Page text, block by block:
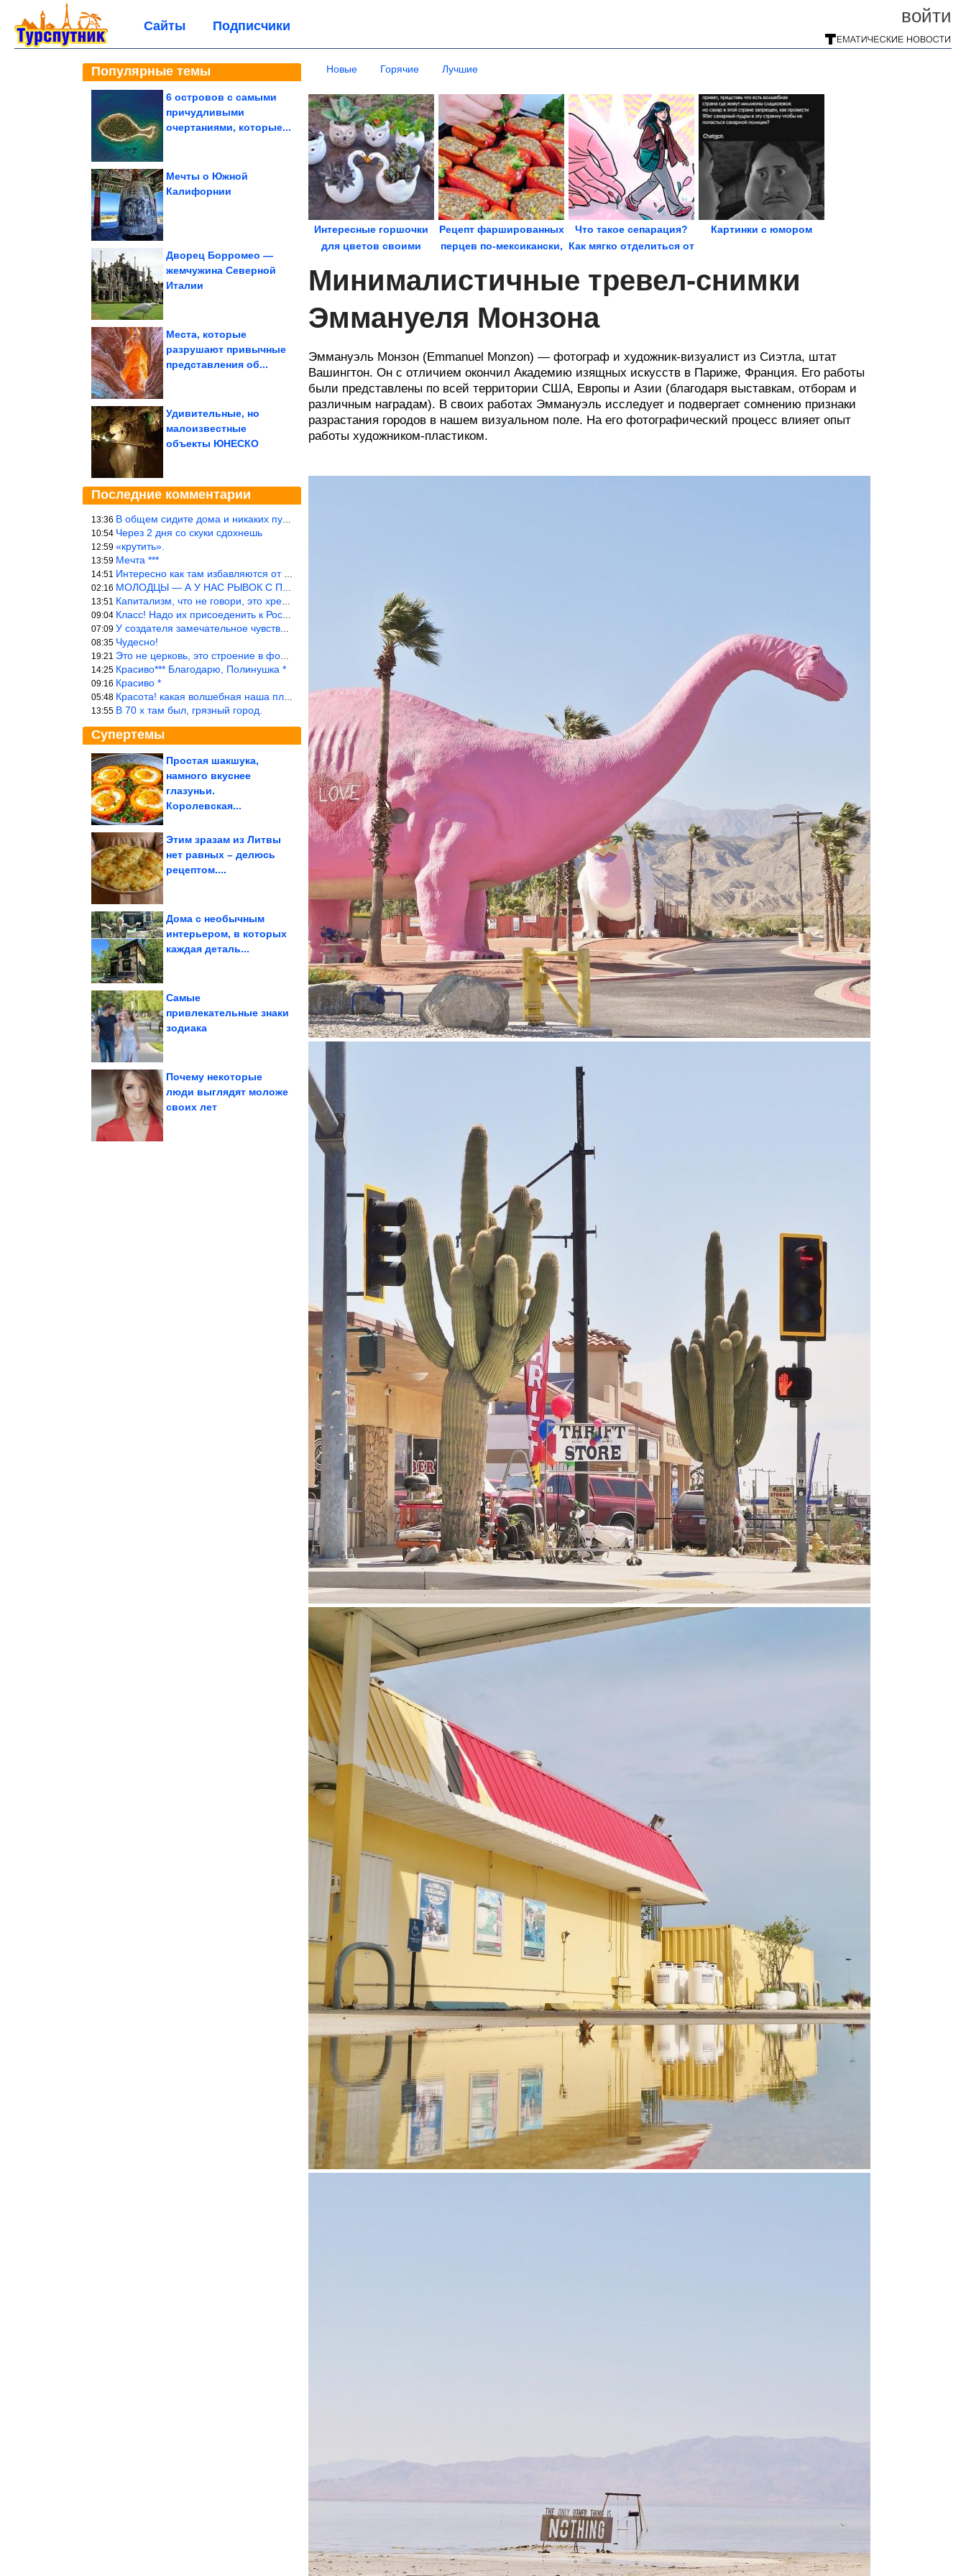
войти
Сайты Подписчики
Популярные темы
6 островов с самыми
причудливыми
очертаниями, которые...
Мечты о Южной
Калифорнии
Дворец Борромео —
жемчужина Северной
Италии
Места, которые
разрушают привычные
представления об...
Удивительные, но
малоизвестные
объекты ЮНЕСКО
Последние комментарии
13:36 В общем сидите дома и никаких путешествий А самая грязная в от
10:54 Через 2 дня со скуки сдохнешь
12:59 «крутить».
13:59 Мечта ***
14:51 Интересно как там избавляются от физиологических и прочих отходо
02:16 МОЛОДЦЫ — А У НАС РЫВОК С ПРОРЫВОМ В ТРУБУ
13:51 Капитализм, что не говори, это хреново (((
09:04 Класс! Надо их присоеденить к России!
07:09 У создателя замечательное чувство юмора! ))
08:35 Чудесно!
19:21 Это не церковь, это строение в форме церкви.
14:25 Красиво*** Благодарю, Полинушка *
09:16 Красиво *
05:48 Красота! какая волшебная наша планета!… еще-бы, мы понимали это…
13:55 В 70 х там был, грязный город.
Супертемы
Простая шакшука,
намного вкуснее
глазуньи.
Королевская...
Многолетники, которые
деревьев
Этим зразам из Литвы
нет равных – делюсь
рецептом....
Дома с необычным
интерьером, в которых
каждая деталь...
Самые
привлекательные знаки
зодиака
Стыдные вопросы о
Почему некоторые
люди выглядят моложе
своих лет
максимальной
Новые Горячие Лучшие
Интересные горшочки
для цветов своими
Рецепт фаршированных
перцев по-мексикански,
Что такое сепарация?
Как мягко отделиться от
Картинки с юмором
Минималистичные тревел-снимки
Эммануеля Монзона
Эммануэль Монзон (Emmanuel Monzon) — фотограф и художник-визуалист из Сиэтла, штат
Вашингтон. Он с отличием окончил Академию изящных искусств в Париже, Франция. Его работы
были представлены по всей территории США, Европы и Азии (благодаря выставкам, отборам и
различным наградам). В своих работах Эммануэль исследует и подвергает сомнению признаки
разрастания городов в нашем визуальном поле. На его фотографический процесс влияет опыт
работы художником-пластиком.